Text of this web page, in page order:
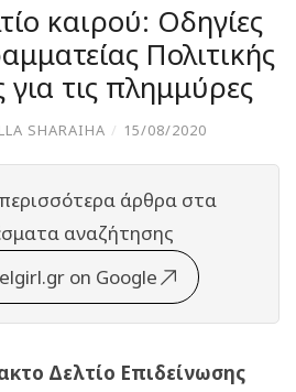
καιρού: Οδηγίες
Πολιτικής
τις πλημμύρες
SHARAIHA / 15/08/2020
άρθρα στα
αναζήτησης
on Google
Δελτίο Επιδείνωσης